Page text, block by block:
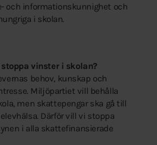
och informationskunnighet och
i skolan.
vinster i skolan?
behov, kunskap och
Miljöpartiet vill behålla
men skattepengar ska gå till
Därför vill vi stoppa
i alla skattefinansierade